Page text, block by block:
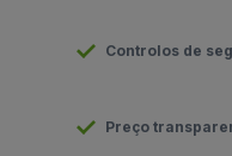
Controlos de
Preço